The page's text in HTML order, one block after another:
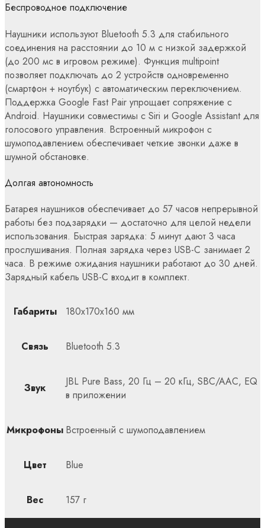
Беспроводное подключение
Наушники используют Bluetooth 5.3 для стабильного
соединения на расстоянии до 10 м с низкой задержкой
(до 200 мс в игровом режиме). Функция multipoint
позволяет подключать до 2 устройств одновременно
(смартфон + ноутбук) с автоматическим переключением.
Поддержка Google Fast Pair упрощает сопряжение с
Android. Наушники совместимы с Siri и Google Assistant для
голосового управления. Встроенный микрофон с
шумоподавлением обеспечивает четкие звонки даже в
шумной обстановке.
Долгая автономность
Батарея наушников обеспечивает до 57 часов непрерывной
работы без подзарядки — достаточно для целой недели
использования. Быстрая зарядка: 5 минут дают 3 часа
прослушивания. Полная зарядка через USB-C занимает 2
часа. В режиме ожидания наушники работают до 30 дней.
Зарядный кабель USB-C входит в комплект.
Габариты 180x170x160 мм
Связь Bluetooth 5.3
Звук
JBL Pure Bass, 20 Гц – 20 кГц, SBC/AAC, EQ
в приложении
Микрофоны Встроенный с шумоподавлением
Цвет Blue
Вес 157 г